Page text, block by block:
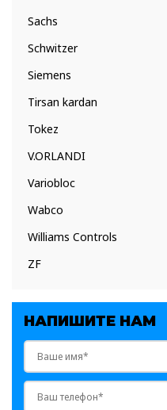
Sachs
Schwitzer
Siemens
Tirsan kardan
Tokez
V.ORLANDI
Variobloc
Wabco
Williams Controls
ZF
НАПИШИТЕ НАМ